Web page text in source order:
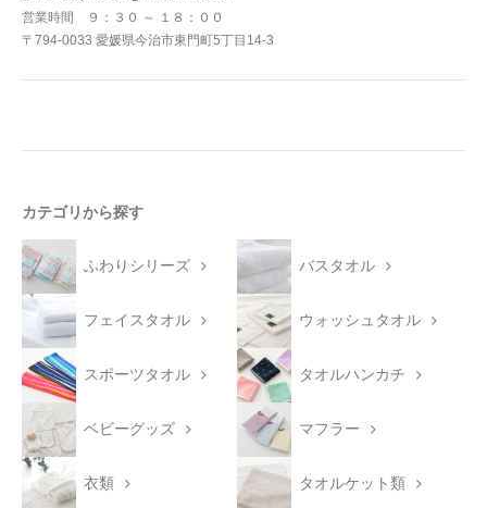
営業時間 ９：３０ ～ １８：００
〒794-0033 愛媛県今治市東門町5丁目14-3
カテゴリから探す
ふわりシリーズ バスタオル
フェイスタオル ウォッシュタオル
スポーツタオル タオルハンカチ
ベビーグッズ マフラー
衣類 タオルケット類